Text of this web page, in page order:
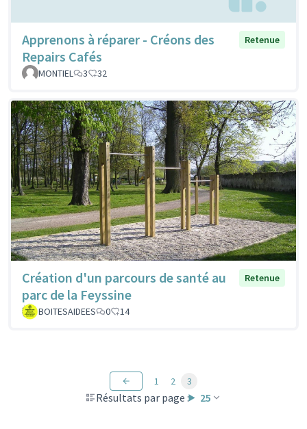
Apprenons à réparer - Créons des
Repairs Cafés
Retenue
MONTIEL 3 32
Création d'un parcours de santé au
parc de la Feyssine
Retenue
BOITESAIDEES 0 14
Résultats par page : 25
1 2 3